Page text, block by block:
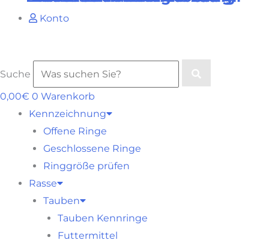
Inhalt
springenKonto
Suche
0,00€ 0 Warenkorb
Kennzeichnung
Offene Ringe
Geschlossene Ringe
Ringgröße prüfen
Rasse
Tauben
Tauben Kennringe
Futtermittel